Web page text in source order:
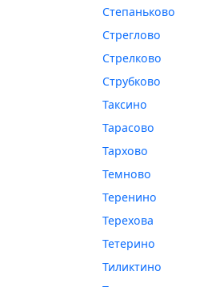
Степаньково
Стреглово
Стрелково
Струбково
Таксино
Тарасово
Тархово
Темново
Теренино
Терехова
Тетерино
Тиликтино